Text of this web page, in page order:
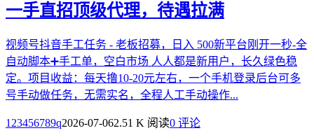
一手直招顶级代理，待遇拉满
视频号抖音手工任务 - 老板招募，日入 500新平台刚开一秒-全
自动脚本➕手工单，空白市场 人人都是新用户，长久绿色稳
定。项目收益：每天撸10-20元左右，一个手机登录后台可多
号手动做任务，无需实名，全程人工手动操作...
123456789q2026-07-062.51 K 阅读0 评论